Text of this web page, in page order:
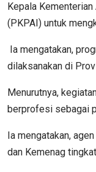
Kepala
(PKPAI) untuk
Ia mengatakan,
dilaksanakan di
Menurutnya,
berprofesi sebagai
Ia mengatakan,
dan Kemenag